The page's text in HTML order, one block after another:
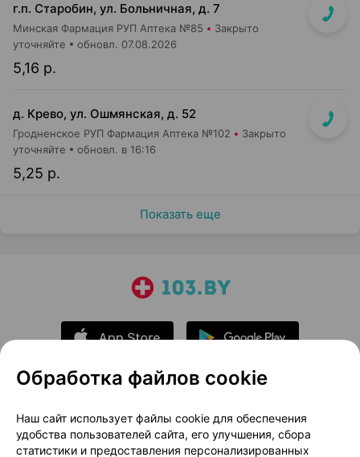
г.п. Старобин, ул. Больничная, д. 7
Минская Фармация РУП Аптека №85 Закрыто
5,16 р.
уточняйте обновл. 07.08.2026
д. Крево, ул. Ошмянская, д. 52
Гродненское РУП Фармация Аптека №102 Закрыто
5,25 р.
уточняйте обновл. в 16:16
Показать еще
О проекте
Новости проекта
Размещение рекламы
Медицинский маркетинг
Обработка файлов cookie
Наш сайт использует файлы cookie для обеспечения
удобства пользователей сайта, его улучшения, сбора
статистики и предоставления персонализированных